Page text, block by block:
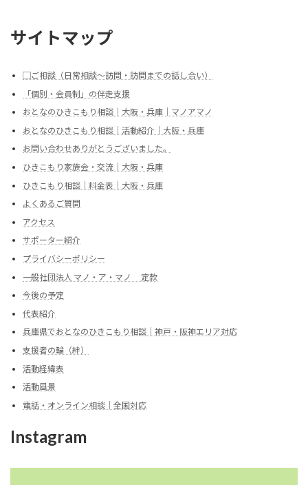
サイトマップ
▢ご相談（日常相談～訪問・訪問までの話し合い）
「個別・会員制」の伴走支援
おとなのひきこもり相談｜大阪・兵庫｜マノアマノ
おとなのひきこもり相談｜活動紹介｜大阪・兵庫
お問い合わせありがとうございました。
ひきこもり家族会・交流｜大阪・兵庫
ひきこもり相談｜料金表｜大阪・兵庫
よくあるご質問
アクセス
サポーター紹介
プライバシーポリシー
一般社団法人 マノ・ア・マノ 定款
今後の予定
代表紹介
兵庫県でおとなのひきこもり相談｜神戸・阪神エリア対応
支援者の輪（絆）
活動経緯表
活動風景
電話・オンライン相談｜全国対応
Instagram